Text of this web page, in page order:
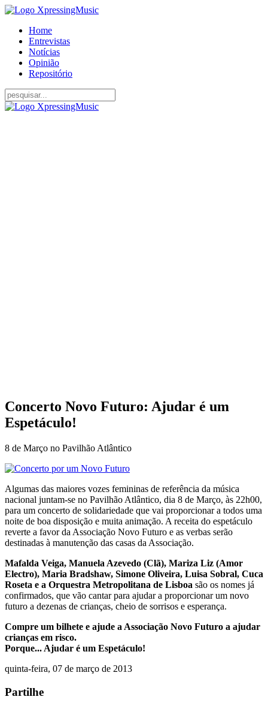
Home
Entrevistas
Notícias
Opinião
Repositório
Concerto Novo Futuro: Ajudar é um
Espetáculo!
8 de Março no Pavilhão Atlântico
Algumas das maiores vozes femininas de referência da música
nacional juntam-se no Pavilhão Atlântico, dia 8 de Março, às 22h00,
para um concerto de solidariedade que vai proporcionar a todos uma
noite de boa disposição e muita animação. A receita do espetáculo
reverte a favor da Associação Novo Futuro e as verbas serão
destinadas à manutenção das casas da Associação.
Mafalda Veiga, Manuela Azevedo (Clã), Mariza Liz (Amor
Electro), Maria Bradshaw, Simone Oliveira, Luisa Sobral, Cuca
Roseta e a Orquestra Metropolitana de Lisboa são os nomes já
confirmados, que vão cantar para ajudar a proporcionar um novo
futuro a dezenas de crianças, cheio de sorrisos e esperança.
Compre um bilhete e ajude a Associação Novo Futuro a ajudar
crianças em risco.
Porque... Ajudar é um Espetáculo!
quinta-feira, 07 de março de 2013
Partilhe